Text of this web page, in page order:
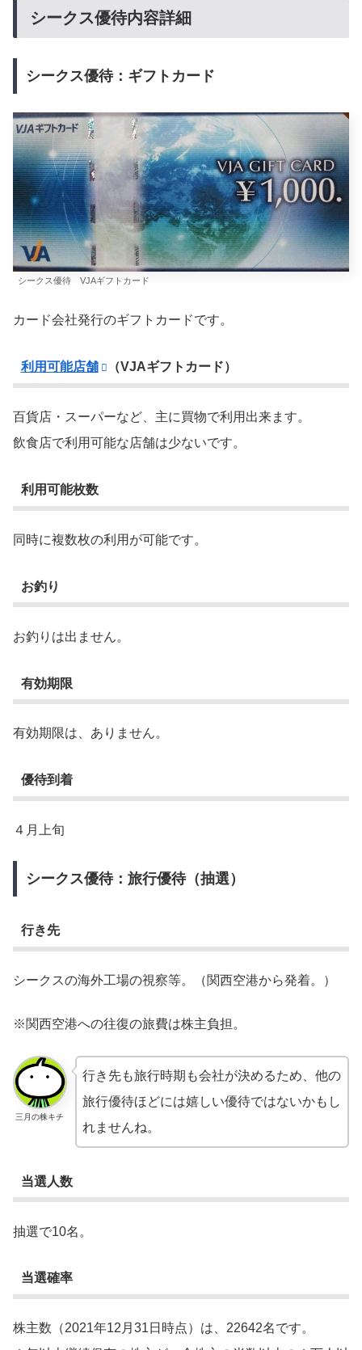
シークス優待内容詳細
シークス優待：ギフトカード
シークス優待 VJAギフトカード
カード会社発行のギフトカードです。
利用可能店舗 （VJAギフトカード）
百貨店・スーパーなど、主に買物で利用出来ます。
飲食店で利用可能な店舗は少ないです。
利用可能枚数
同時に複数枚の利用が可能です。
お釣り
お釣りは出ません。
有効期限
有効期限は、ありません。
優待到着
４月上旬
シークス優待：旅行優待（抽選）
行き先
シークスの海外工場の視察等。（関西空港から発着。）
※関西空港への往復の旅費は株主負担。
三月の株キチ
行き先も旅行時期も会社が決めるため、他の
旅行優待ほどには嬉しい優待ではないかもし
れませんね。
当選人数
抽選で10名。
当選確率
株主数（2021年12月31日時点）は、22642名です。